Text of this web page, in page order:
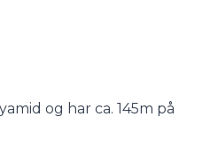
og har ca. 145m på